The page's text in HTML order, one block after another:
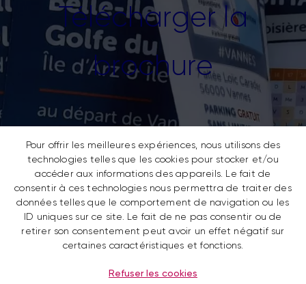
Pour offrir les meilleures expériences, nous utilisons des
technologies telles que les cookies pour stocker et/ou
accéder aux informations des appareils. Le fait de
consentir à ces technologies nous permettra de traiter des
données telles que le comportement de navigation ou les
ID uniques sur ce site. Le fait de ne pas consentir ou de
retirer son consentement peut avoir un effet négatif sur
certaines caractéristiques et fonctions.
Refuser les cookies
Télécharger la
brochure
Nos dernières actualités